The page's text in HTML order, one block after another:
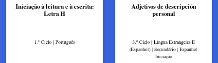
Iniciação à leitura e à escrita:
Letra H
1.º Ciclo | Português
Adjetivos de descripción
personal
3.º Ciclo | Língua Estrangeira II
(Espanhol) | Secundário | Espanhol
Iniciação